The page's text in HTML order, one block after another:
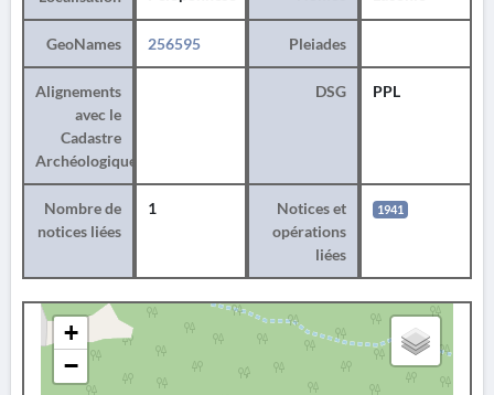
GeoNames 256595 Pleiades
Alignements
avec le
Cadastre
Archéologique
DSG PPL
Nombre de
notices liées
1
Notices et
opérations
liées
1941
+
−